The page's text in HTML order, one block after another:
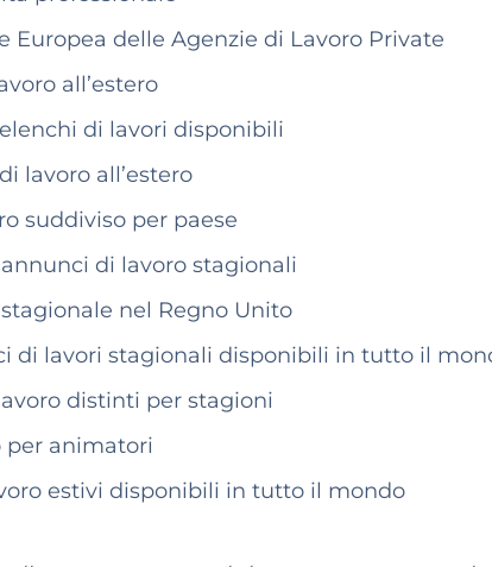
Europea delle Agenzie di Lavoro Private
all’estero
di lavori disponibili
lavoro all’estero
suddiviso per paese
di lavoro stagionali
nel Regno Unito
di lavori stagionali disponibili in tutto il
distinti per stagioni
per animatori
estivi disponibili in tutto il mondo